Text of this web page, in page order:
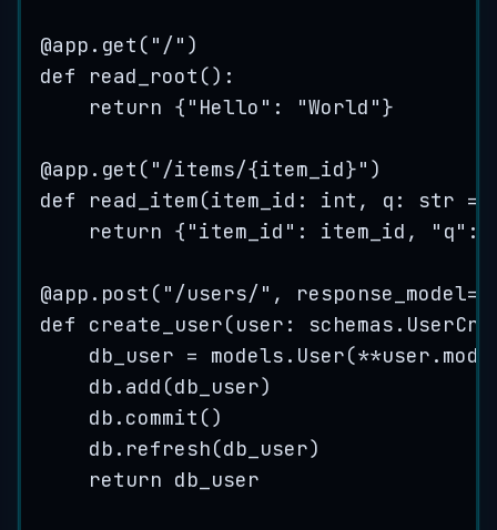
@app . get ( " /" )
def
read_root () :
return { " Hello " : "World "}
@app . get ( " /items/{item_id}" )
def
read_item(item_id : int , q : str =
return { "item_id " : item_id, " q" :
@app . post ( " /users/" , response_model=
def
create_user(user :
db_user = models. User(**user.
db. add (db_user)
db. commit ()
db. refresh(db_user)
return db_user